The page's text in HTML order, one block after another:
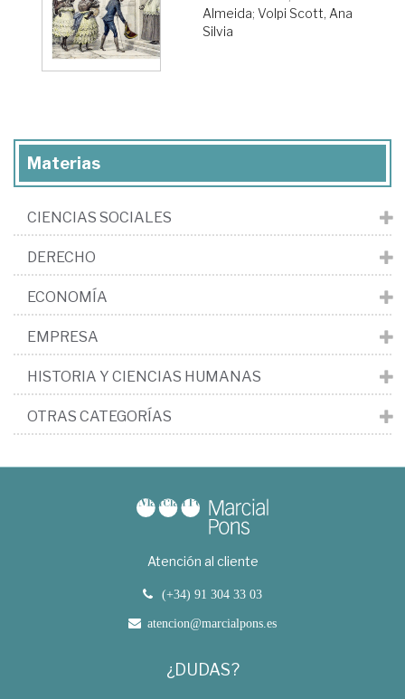
Almeida; Volpi Scott, Ana
Silvia
Materias
CIENCIAS SOCIALES
DERECHO
ECONOMÍA
EMPRESA
HISTORIA Y CIENCIAS HUMANAS
OTRAS CATEGORÍAS
Atención al cliente
(+34) 91 304 33 03
atencion@marcialpons.es
¿DUDAS?